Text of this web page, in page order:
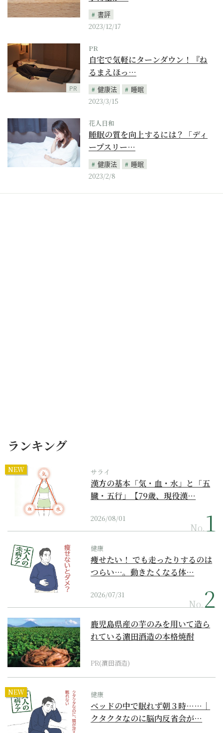
書評
2023/12/17
PR
PR
自宅で気軽にターンダウン！『ね
るまえほっ…
健康法
睡眠
2023/3/15
花人日和
睡眠の質を向上するには？「ディ
ープスリー…
健康法
睡眠
2023/2/8
ランキング
NEW サライ
漢方の基本「気・血・水」と「五
臓・五行」【79歳、現役漢…
2026/08/01
No.
健康
痩せたい！ でも走ったりするのは
つらい…。動きたくなる体…
2026/07/31
No.
鹿児島県産の芋のみを用いて造ら
れている濵田酒造の本格焼酎
PR(濵田酒造)
NEW 健康
ベッドの中で眠れず朝３時……｜
クタクタなのに脳内反省会が…